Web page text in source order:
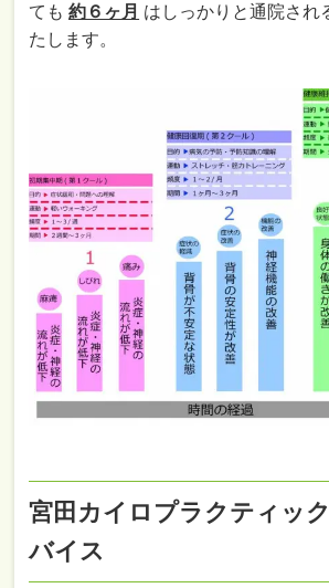
ても約６ヶ月 はしっかりと通院され
たします。
宮田カイロプラクティッ
バイス